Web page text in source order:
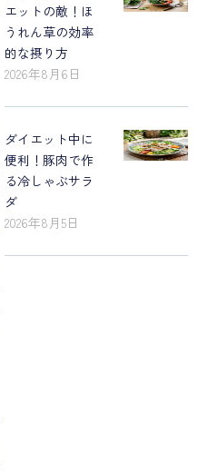
エットの敵！ほ
うれん草の効率
的な摂り方
2026年8月6日
ダイエット中に
便利！豚肉で作
る冷しゃぶサラ
ダ
2026年8月5日